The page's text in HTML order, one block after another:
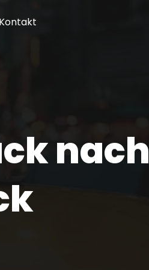
Kontakt
nach